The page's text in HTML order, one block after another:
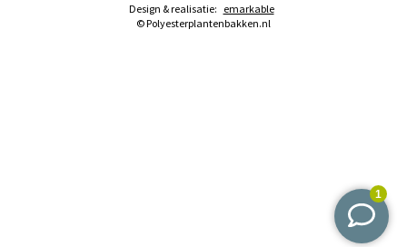
© Polyesterplantenbakken.nl
Design & realisatie: emarkable